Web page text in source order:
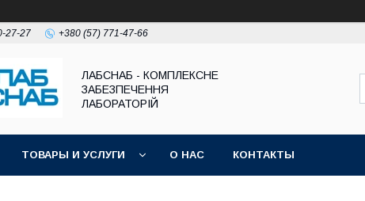
27-27 +380 (57) 771-47-66
ЛАБСНАБ - КОМПЛЕКСНЕ
ЗАБЕЗПЕЧЕННЯ
ЛАБОРАТОРІЙ
ТОВАРЫ И УСЛУГИ О НАС КОНТАКТЫ